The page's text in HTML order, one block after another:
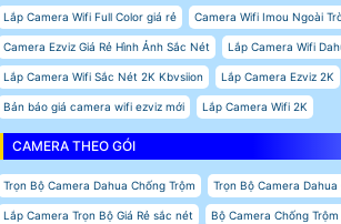
Lắp Camera Wifi Full Color giá rẻ Camera Wifi Imou Ngoài
Camera Ezviz Giá Rẻ Hình Ảnh Sắc Nét Lắp Camera Wifi
Lắp Camera Wifi Sắc Nét 2K Kbvsiion Lắp Camera Ezviz 2K
Bản báo giá camera wifi ezviz mới Lắp Camera Wifi 2K
CAMERA THEO GÓI
Trọn Bộ Camera Dahua Chống Trộm Trọn Bộ Camera Dahua
Lắp Camera Trọn Bộ Giá Rẻ sắc nét Bộ Camera Chống Trộm